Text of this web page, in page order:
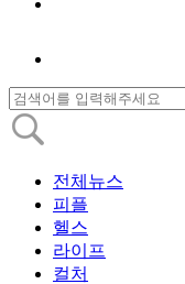
전체뉴스
피플
헬스
라이프
컬처